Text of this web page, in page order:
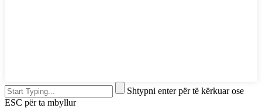
Shtypni enter për të kërkuar ose
ESC për ta mbyllur